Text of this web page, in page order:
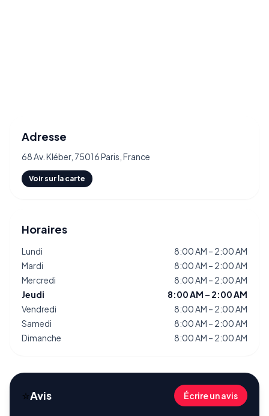
Adresse
68 Av. Kléber, 75016 Paris, France
Voir sur la carte
Horaires
Lundi
8:00 AM – 2:00 AM
Mardi
8:00 AM – 2:00 AM
Mercredi
8:00 AM – 2:00 AM
Jeudi
8:00 AM – 2:00 AM
Vendredi
8:00 AM – 2:00 AM
Samedi
8:00 AM – 2:00 AM
Dimanche
8:00 AM – 2:00 AM
⭐Avis Écrire un avis